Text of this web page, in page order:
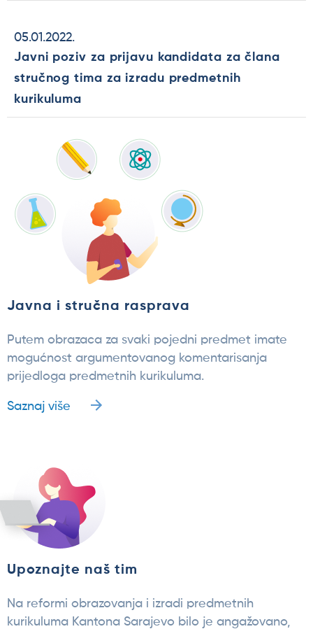
05.01.2022.
Javni poziv za prijavu kandidata za člana
stručnog tima za izradu predmetnih
kurikuluma
Javna i stručna rasprava
Putem obrazaca za svaki pojedni predmet imate
mogućnost argumentovanog komentarisanja
prijedloga predmetnih kurikuluma.
Saznaj više
Upoznajte naš tim
Na reformi obrazovanja i izradi predmetnih
kurikuluma Kantona Sarajevo bilo je angažovano,